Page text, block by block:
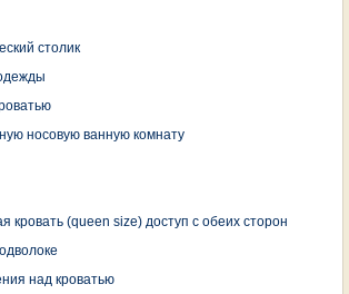
столик
носовую ванную комнату
кровать (queen size) доступ с обеих сторон
над кроватью